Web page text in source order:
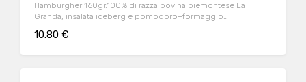
Hamburgher 160gr.100% di razza bovina piemontese La
Granda, insalata iceberg e pomodoro+formaggio
10.80 €